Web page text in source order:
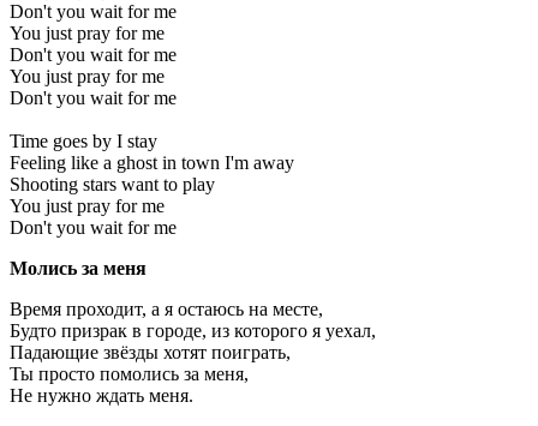
Don't you wait for me
You just pray for me
Don't you wait for me
You just pray for me
Don't you wait for me
Time goes by I stay
Feeling like a ghost in town I'm away
Shooting stars want to play
You just pray for me
Don't you wait for me
Молись за меня
Время проходит, а я остаюсь на месте,
Будто призрак в городе, из которого я уехал,
Падающие звёзды хотят поиграть,
Ты просто помолись за меня,
Не нужно ждать меня.